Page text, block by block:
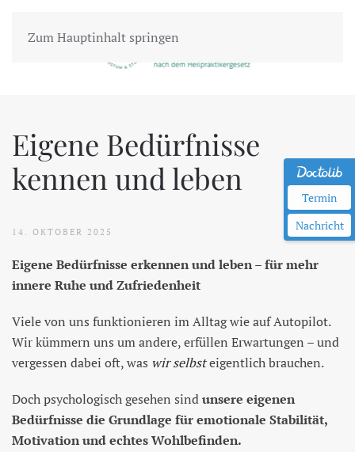
Zum Hauptinhalt springen
Eigene Bedürfnisse
kennen und leben
14. OKTOBER 2025
Eigene Bedürfnisse erkennen und leben – für mehr
innere Ruhe und Zufriedenheit
Viele von uns funktionieren im Alltag wie auf Autopilot.
Wir kümmern uns um andere, erfüllen Erwartungen – und
vergessen dabei oft, was wir selbsteigentlich brauchen.
Doch psychologisch gesehen sindunsere eigenen
Bedürfnisse die Grundlage für emotionale Stabilität,
Motivation und echtes Wohlbefinden.
Termin
Nachricht